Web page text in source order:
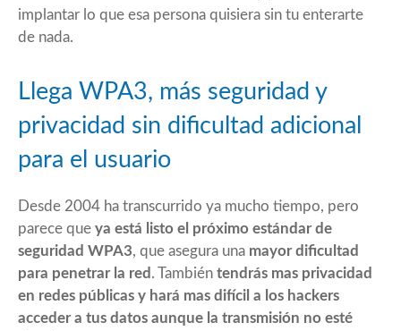
implantar lo que esa persona quisiera sin tu enterarte
de nada.
Llega WPA3, más seguridad y
privacidad sin dificultad adicional
para el usuario
Desde 2004 ha transcurrido ya mucho tiempo, pero
parece que ya está listo el próximo estándar de
seguridad WPA3, que asegura una mayor dificultad
para penetrar la red . También tendrás mas privacidad
en redes públicas y hará mas difícil a los hackers
acceder a tus datos aunque la transmisión no esté